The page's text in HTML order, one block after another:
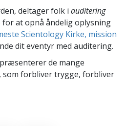
deltager folk i auditering
at opnå åndelig oplysning
Scientology Kirke, mission
dit eventyr med auditering.
præsenterer de mange
som forbliver trygge, forbliver